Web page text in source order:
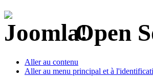
Open
Aller au contenu
Aller au menu principal et à